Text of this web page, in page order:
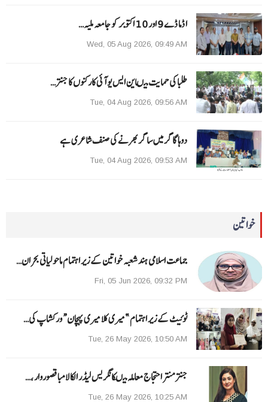
ا ڈما ڈے 9 اور 10 اکتوبر کو جامعہ ملیہ…
Wed, 05 Aug 2026, 09:49 AM
طلبا کی حمایت میںاین ایس یو آئی کارکنوں کا جنتر…
Tue, 04 Aug 2026, 09:56 AM
دوہا گاگر میں ساگر بھرنے کی صنف شاعری ہے
Tue, 04 Aug 2026, 09:53 AM
خواتین
جماعت اسلامی ہند شعبہ خواتین کے زیر اہتمام ماحولیاتی بحران…
Fri, 05 Jun 2026, 09:32 PM
ٹوئیٹ کے زیر اہتمام ”میری کلا میری پہچان“ ورکشاپ کی…
Tue, 26 May 2026, 10:50 AM
جنتر منتر احتجاج معاملہ میںکانگریس لیڈر الکا لامبا قصوروار ،…
Tue, 26 May 2026, 10:25 AM